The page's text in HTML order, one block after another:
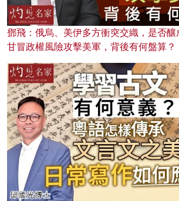
鄧飛：俄烏、美伊多方衝突交織，是否
甘冒政權風險攻擊美軍，背後有何盤算？